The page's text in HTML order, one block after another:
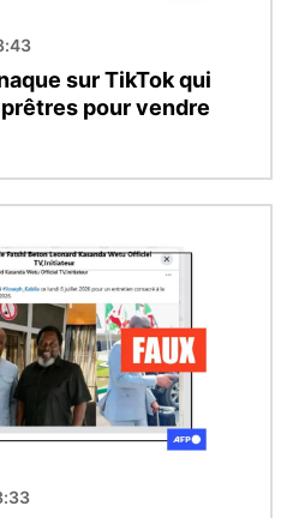
sur TikTok qui
pour vendre